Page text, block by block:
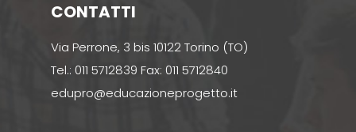
CONTATTI
Via Perrone, 3 bis 10122 Torino (TO)
Tel.: 011 5712839 Fax: 011 5712840
edupro@educazioneprogetto.it